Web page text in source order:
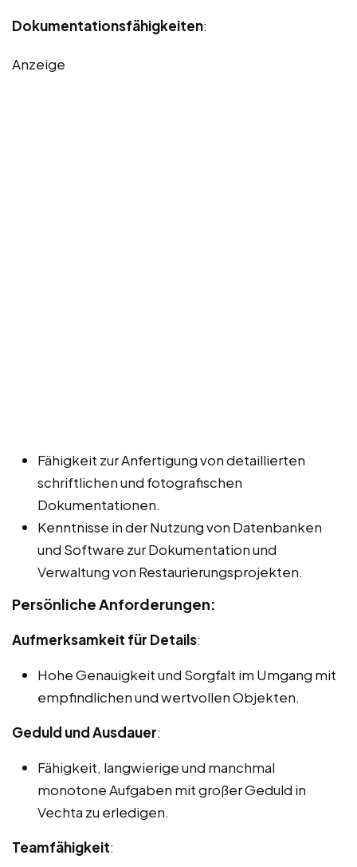
Dokumentationsfähigkeiten:
Anzeige
Fähigkeit zur Anfertigung von detaillierten
schriftlichen und fotografischen
Dokumentationen.
Kenntnisse in der Nutzung von Datenbanken
und Software zur Dokumentation und
Verwaltung von Restaurierungsprojekten.
Persönliche Anforderungen:
Aufmerksamkeit für Details:
Hohe Genauigkeit und Sorgfalt im Umgang mit
empfindlichen und wertvollen Objekten.
Geduld und Ausdauer:
Fähigkeit, langwierige und manchmal
monotone Aufgaben mit großer Geduld in
Vechta zu erledigen.
Teamfähigkeit: